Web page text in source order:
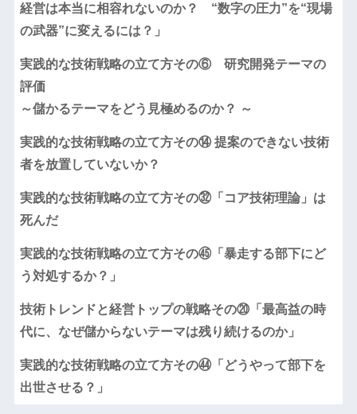
経営は本当に相容れないのか？ “数字の圧力”を“現場
の武器”に変えるには？」
実践的な技術戦略の立て方その⑥ 研究開発テーマの
評価
～儲かるテーマをどう見極めるのか？ ～
実践的な技術戦略の立て方その⑭ 提案のできない技術
者を放置していないか？
実践的な技術戦略の立て方その㉜「コア技術理論」は
死んだ
実践的な技術戦略の立て方その㊺「暴走する部下にど
う対処するか？」
技術トレンドと経営トップの戦略その⑳「最高益の時
代に、なぜ儲からないテーマは残り続けるのか」
実践的な技術戦略の立て方その㊹「どうやって部下を
出世させる？」